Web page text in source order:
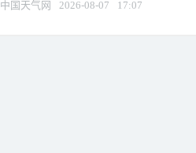
中国天气网 2026-08-07 17:07